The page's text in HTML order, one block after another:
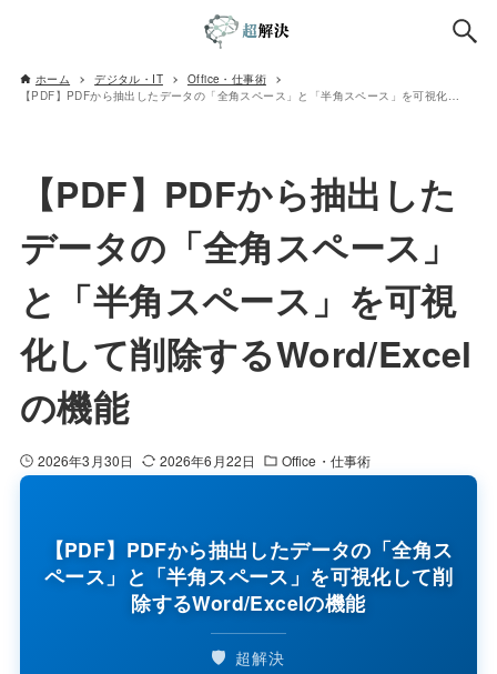
ホーム デジタル・IT
Office・仕事術
【PDF】PDFから抽出したデータの「全角スペース」と「半角スペース」を可視化して削除するWord/Excelの機能
【PDF】PDFから抽出した
データの「全角スペース」
と「半角スペース」を可視
化して削除するWord/Excel
の機能
2026年3月30日 2026年6月22日 Office・仕事術
【PDF】PDFから抽出したデータの「全角ス
ペース」と「半角スペース」を可視化して削
除するWord/Excelの機能
🛡️ 超解決